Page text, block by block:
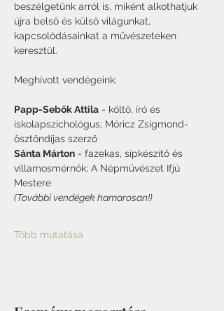
beszélgetünk arról is, miként alkothatjuk
újra belső és külső világunkat,
kapcsolódásainkat a művészeteken
keresztül.
Meghívott vendégeink:
Papp-Sebők Attila - költő, író és
iskolapszichológus; Móricz Zsigmond-
ösztöndíjas szerző
Sánta Márton - fazekas, sípkészítő és
villamosmérnők; A Népművészet Ifjú
Mestere
(További vendégek hamarosan!)
Több mutatása